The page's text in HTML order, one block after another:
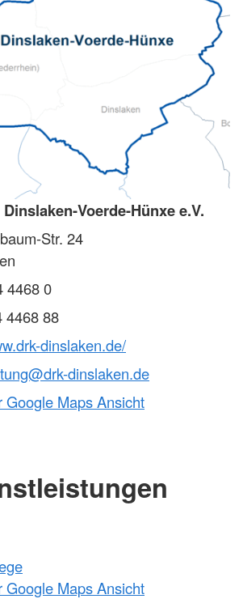
Voerde-Hünxe e.V.
Str. 24
4468 0
4468 88
dinslaken.de/
dinslaken.de
Google Maps Ansicht
Google Maps Ansicht